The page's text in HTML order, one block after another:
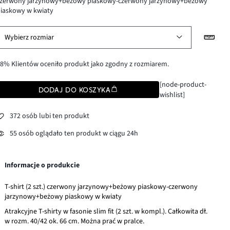
w kwiaty
Wybierz rozmiar
Klientów oceniło produkt jako zgodny z rozmiarem.
DODAJ DO KOSZYKA
[node-product-
wishlist]
372 osób lubi ten produkt
55 osób oglądało ten produkt w ciągu 24h
Informacje o produkcie
T-shirt (2 szt.) czerwony jarzynowy+beżowy piaskowy-czerwony
jarzynowy+beżowy piaskowy w kwiaty
Atrakcyjne T-shirty w fasonie slim fit (2 szt. w kompl.). Całkowita dł.
w rozm. 40/42 ok. 66 cm. Można prać w pralce.